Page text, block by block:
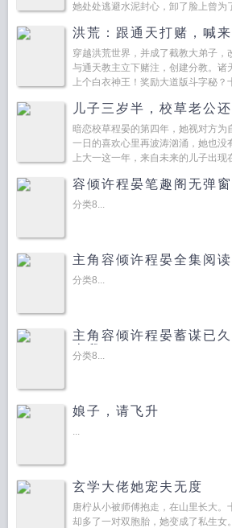
她处处逃避水泥封心，卸了脸上曾为
洪荒：跟通天打赌，喊
穿越洪荒世界，并成了截教大弟子，
与通天教主立下赌注，创建分教。诸
上个白衣神王！奖励大道版斗字秘
儿子三岁半，校草老公
暗恋校草程晏的第四年，她视对方为
一日的喜欢心里再波涛汹涌，她也没
上大一这一年，来自未来的儿子出
暗恋多年...
容倾许程晏笔趣阁无弹窗
分类8...
主角容倾许程晏全集阅读
分类8...
主角容倾许程晏蓄谋已
上我
分类8...
娘子，请飞升
...
玄学大佬她宠夫无度
唐柠从小被师傅抱走，在山里长大。
却多了一对双胞胎，她变成了私生女